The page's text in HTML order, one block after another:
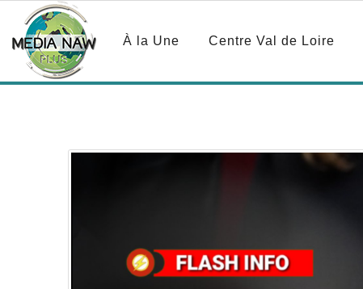
À la Une Centre Val de Loire